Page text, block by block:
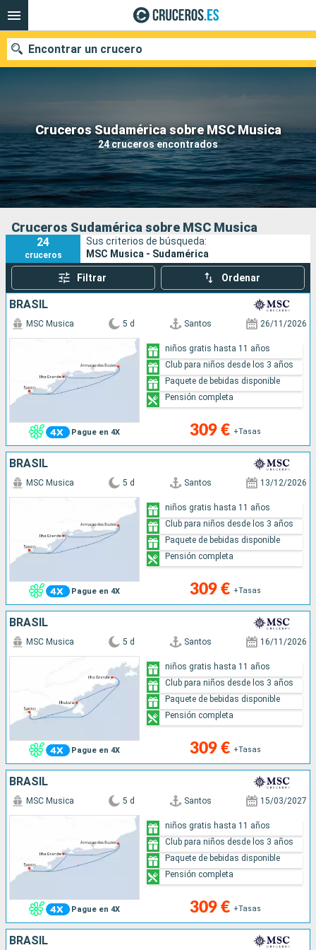
Cruceros Sudamérica sobre MSC Musica
24 cruceros encontrados
Encontrar un crucero
Nuestros destinos
Fecha de salida
Puertos Compañías
Buscar
Cruceros Sudamérica sobre MSC Musica
24
cruceros
Sus criterios de búsqueda:
MSC Musica - Sudamérica
Filtrar Ordenar
BRASIL
Pague en 4X
MSC Musica 5 d Santos 26/11/2026
309 € +Tasas
niños gratis hasta 11 años
Club para niños desde los 3 años
Paquete de bebidas disponible
Pensión completa
BRASIL
Pague en 4X
MSC Musica 5 d Santos 13/12/2026
309 € +Tasas
niños gratis hasta 11 años
Club para niños desde los 3 años
Paquete de bebidas disponible
Pensión completa
BRASIL
Pague en 4X
MSC Musica 5 d Santos 16/11/2026
309 € +Tasas
niños gratis hasta 11 años
Club para niños desde los 3 años
Paquete de bebidas disponible
Pensión completa
BRASIL
Pague en 4X
MSC Musica 5 d Santos 15/03/2027
309 € +Tasas
niños gratis hasta 11 años
Club para niños desde los 3 años
Paquete de bebidas disponible
Pensión completa
BRASIL